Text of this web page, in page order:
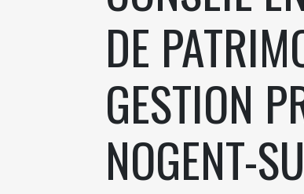
DE
GESTION
NOGENT-